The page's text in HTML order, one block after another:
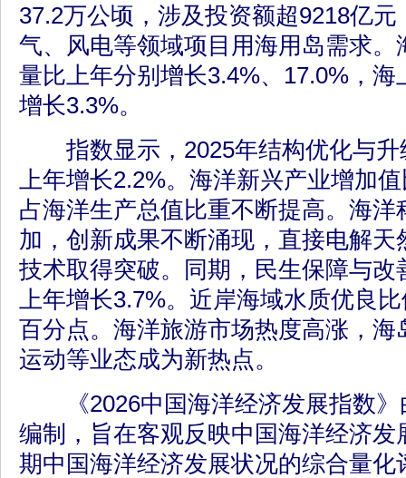
37.2万公顷，涉及投资额超9218亿
气、风电等领域项目用海用岛需求。
量比上年分别增长3.4%、17.0%，
增长3.3%。
指数显示，2025年结构优化与升
上年增长2.2%。海洋新兴产业增加
占海洋生产总值比重不断提高。海
加，创新成果不断涌现，直接电解
技术取得突破。同期，民生保障与改
上年增长3.7%。近岸海域水质优良
百分点。海洋旅游市场热度高涨，海
运动等业态成为新热点。
《2026中国海洋经济发展指数》
编制，旨在客观反映中国海洋经济发
期中国海洋经济发展状况的综合量化